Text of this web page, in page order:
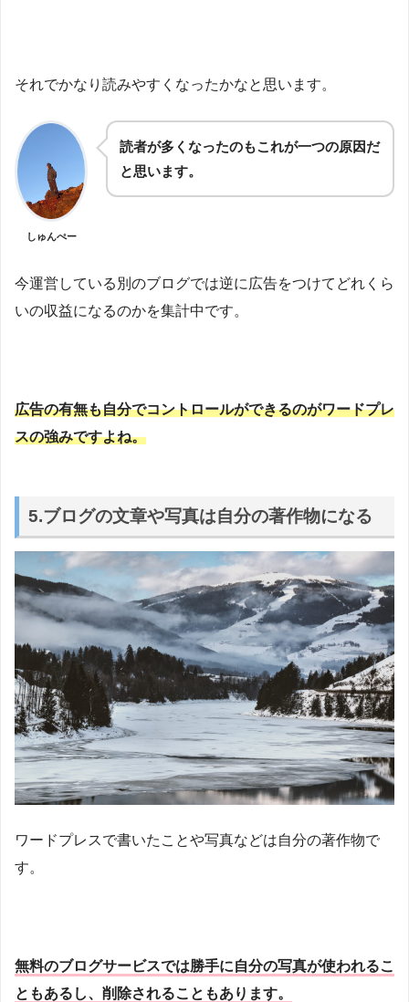
それでかなり読みやすくなったかなと思います。
しゅんぺー
読者が多くなったのもこれが一つの原因だ
と思います。
今運営している別のブログでは逆に広告をつけてどれくら
いの収益になるのかを集計中です。
広告の有無も自分でコントロールができるのがワードプレ
スの強みですよね。
5.ブログの文章や写真は自分の著作物になる
ワードプレスで書いたことや写真などは自分の著作物で
す。
無料のブログサービスでは勝手に自分の写真が使われるこ
ともあるし、削除されることもあります。